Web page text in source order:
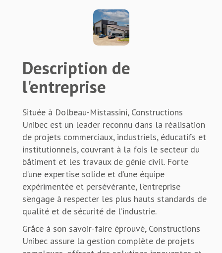
Description de
l'entreprise
Située à Dolbeau-Mistassini, Constructions
Unibec est un leader reconnu dans la réalisation
de projets commerciaux, industriels, éducatifs et
institutionnels, couvrant à la fois le secteur du
bâtiment et les travaux de génie civil. Forte
d’une expertise solide et d’une équipe
expérimentée et persévérante, l’entreprise
s’engage à respecter les plus hauts standards de
qualité et de sécurité de l’industrie.
Grâce à son savoir-faire éprouvé, Constructions
Unibec assure la gestion complète de projets